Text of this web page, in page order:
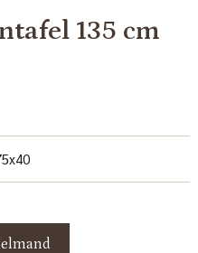
135 cm